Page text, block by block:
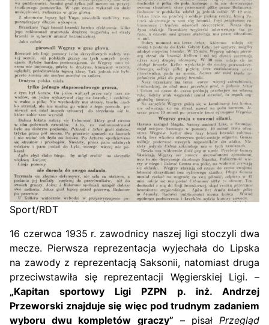
Sport/RDT
16 czerwca 1935 r. zawodnicy naszej ligi stoczyli dwa
mecze. Pierwsza reprezentacja wyjechała do Lipska
na zawody z reprezentacją Saksonii, natomiast druga
przeciwstawiła się reprezentacji Węgierskiej Ligi. –
„Kapitan sportowy Ligi PZPN p. inż. Andrzej
Przeworski znajduje się więc pod trudnym zadaniem
wyboru dwu kompletów graczy” – pisał Przegląd